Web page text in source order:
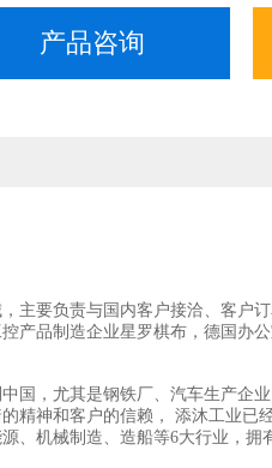
产品咨询
主要负责与国内客户接洽、客户
产品制造企业星罗棋布，德国办
国，尤其是钢铁厂、汽车生产企
精神和客户的信赖， 添沐工业已
、机械制造、造船等6大行业，